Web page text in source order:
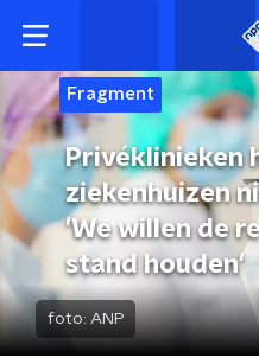
Fragment
Privéklinieken
ziekenhuizen
'We willen de
stand houden'
foto: ANP